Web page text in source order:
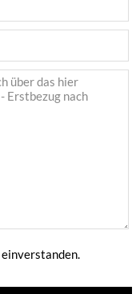
einverstanden.